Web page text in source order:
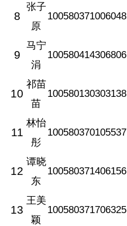
8
张子
原
100580371006048
9
马宁
涓
100580414306806
10
祁苗
苗
100580130303138
11
林怡
彤
100580370105537
12
谭晓
东
100580371406156
13
王美
颖
100580371706325